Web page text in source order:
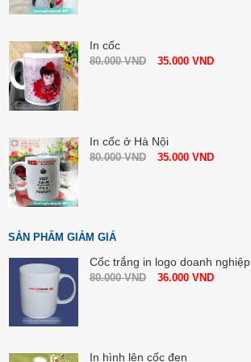
In cốc
80.000VND 35.000 VND
In cốc ở Hà Nội
80.000VND 35.000 VND
SẢN PHẨM GIẢM GIÁ
Cốc trắng in logo doanh nghiệp
80.000VND 36.000 VND
In hình lên cốc đen